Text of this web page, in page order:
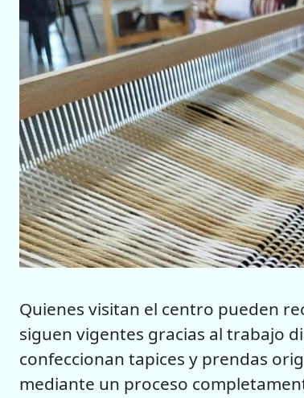
Quienes visitan el centro pueden
siguen vigentes gracias al trabajo
confeccionan tapices y prendas
mediante un proceso